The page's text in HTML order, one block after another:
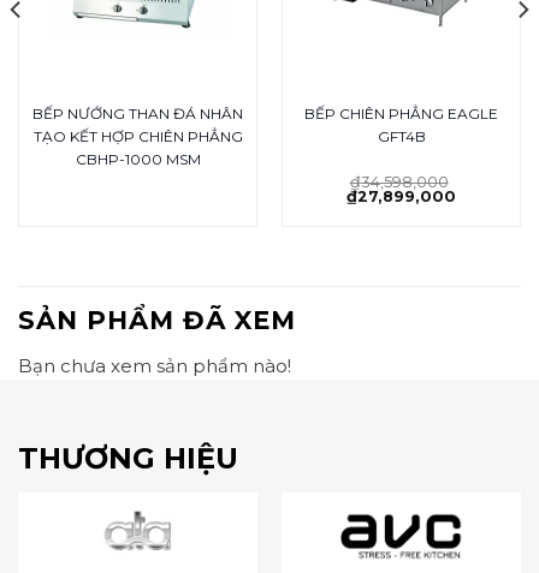
BẾP NƯỚNG THAN ĐÁ NHÂN
TẠO KẾT HỢP CHIÊN PHẲNG
CBHP-1000 MSM
BẾP CHIÊN PHẲNG EAGLE
GFT4B
₫34,598,000
₫27,899,000
SẢN PHẨM ĐÃ XEM
Bạn chưa xem sản phẩm nào!
THƯƠNG HIỆU